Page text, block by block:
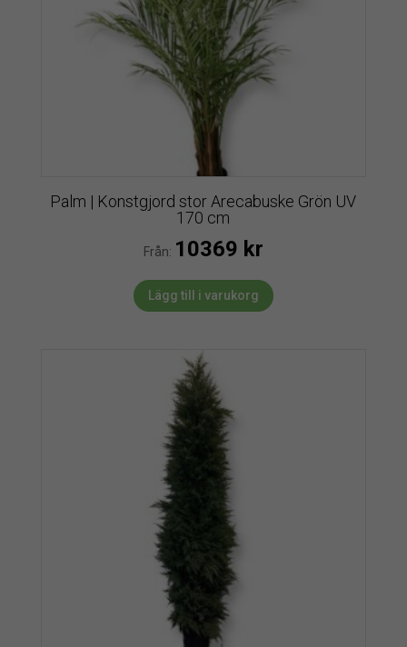
Palm | Konstgjord stor Arecabuske Grön UV
170 cm
Från: 10369 kr
Lägg till i varukorg